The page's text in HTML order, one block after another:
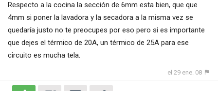
Respecto a la cocina la sección de 6mm esta bien, que que
4mm si poner la lavadora y la secadora a la misma vez se
quedaría justo no te preocupes por eso pero si es importante
que dejes el térmico de 20A, un térmico de 25A para ese
circuito es mucha tela.
el 29 ene. 08